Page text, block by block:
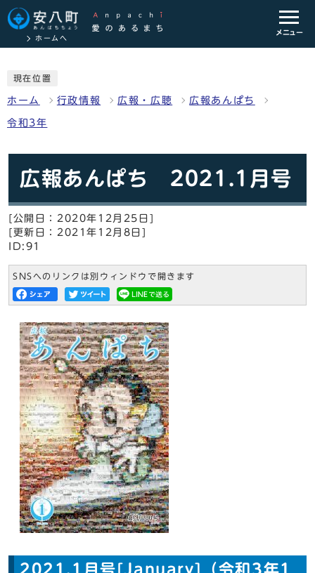
ホームへ
メニュー
現在位置
ホーム 行政情報 広報・広聴 広報あんぱち
令和3年
広報あんぱち 2021.1月号
[公開日：2020年12月25日]
[更新日：2021年12月8日]
ID:91
SNSへのリンクは別ウィンドウで開きます
2021.1月号[January]（令和3年1